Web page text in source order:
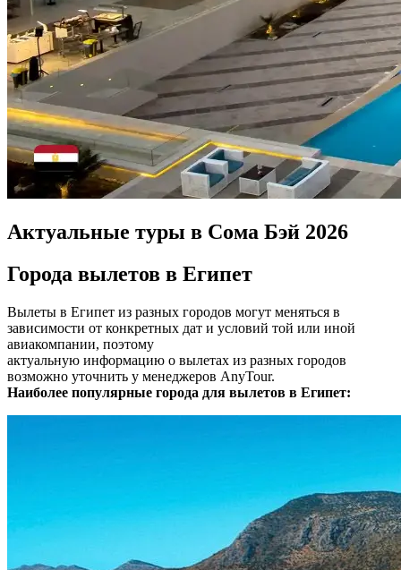
Актуальные туры в Сома Бэй 2026
Города вылетов в Египет
Вылеты в Египет из разных городов могут меняться в
зависимости от конкретных дат и условий той или иной
авиакомпании, поэтому
актуальную информацию о вылетах из разных городов
возможно уточнить у менеджеров AnyTour.
Наиболее популярные города для вылетов в Египет: